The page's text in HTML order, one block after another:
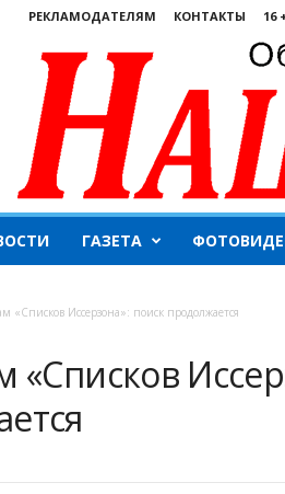
РЕКЛАМОДАТЕЛЯМ КОНТАКТЫ 16 +
ГАЗЕТА
«Списков Иссерзона»: поиск продолжается
«Списков